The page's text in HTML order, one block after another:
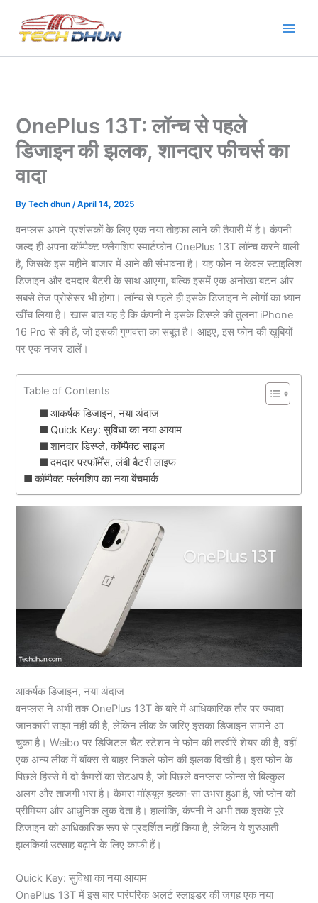
content
OnePlus 13T: लॉन्च से पहले
डिजाइन की झलक, शानदार फीचर्स का
वादा
ByTech dhun/April 14, 2025
वनप्लस अपने प्रशंसकों के लिए एक नया तोहफा लाने की तैयारी में है। कंपनी
जल्द ही अपना कॉम्पैक्ट फ्लैगशिप स्मार्टफोन OnePlus 13T लॉन्च करने वाली
है, जिसके इस महीने बाजार में आने की संभावना है। यह फोन न केवल स्टाइलिश
डिजाइन और दमदार बैटरी के साथ आएगा, बल्कि इसमें एक अनोखा बटन और
सबसे तेज प्रोसेसर भी होगा। लॉन्च से पहले ही इसके डिजाइन ने लोगों का ध्यान
खींच लिया है। खास बात यह है कि कंपनी ने इसके डिस्प्ले की तुलना iPhone
16 Pro से की है, जो इसकी गुणवत्ता का सबूत है। आइए, इस फोन की खूबियों
पर एक नजर डालें।
Table of Contents
आकर्षक डिजाइन, नया अंदाज
Quick Key: सुविधा का नया आयाम
शानदार डिस्प्ले, कॉम्पैक्ट साइज
दमदार परफॉर्मेंस, लंबी बैटरी लाइफ
कॉम्पैक्ट फ्लैगशिप का नया बेंचमार्क
आकर्षक डिजाइन, नया अंदाज
वनप्लस ने अभी तक OnePlus 13T के बारे में आधिकारिक तौर पर ज्यादा
जानकारी साझा नहीं की है, लेकिन लीक के जरिए इसका डिजाइन सामने आ
चुका है। Weibo पर डिजिटल चैट स्टेशन ने फोन की तस्वीरें शेयर की हैं, वहीं
एक अन्य लीक में बॉक्स से बाहर निकले फोन की झलक दिखी है। इस फोन के
पिछले हिस्से में दो कैमरों का सेटअप है, जो पिछले वनप्लस फोन्स से बिल्कुल
अलग और ताजगी भरा है। कैमरा मॉड्यूल हल्का-सा उभरा हुआ है, जो फोन को
प्रीमियम और आधुनिक लुक देता है। हालांकि, कंपनी ने अभी तक इसके पूरे
डिजाइन को आधिकारिक रूप से प्रदर्शित नहीं किया है, लेकिन ये शुरुआती
झलकियां उत्साह बढ़ाने के लिए काफी हैं।
Quick Key: सुविधा का नया आयाम
OnePlus 13T में इस बार पारंपरिक अलर्ट स्लाइडर की जगह एक नया